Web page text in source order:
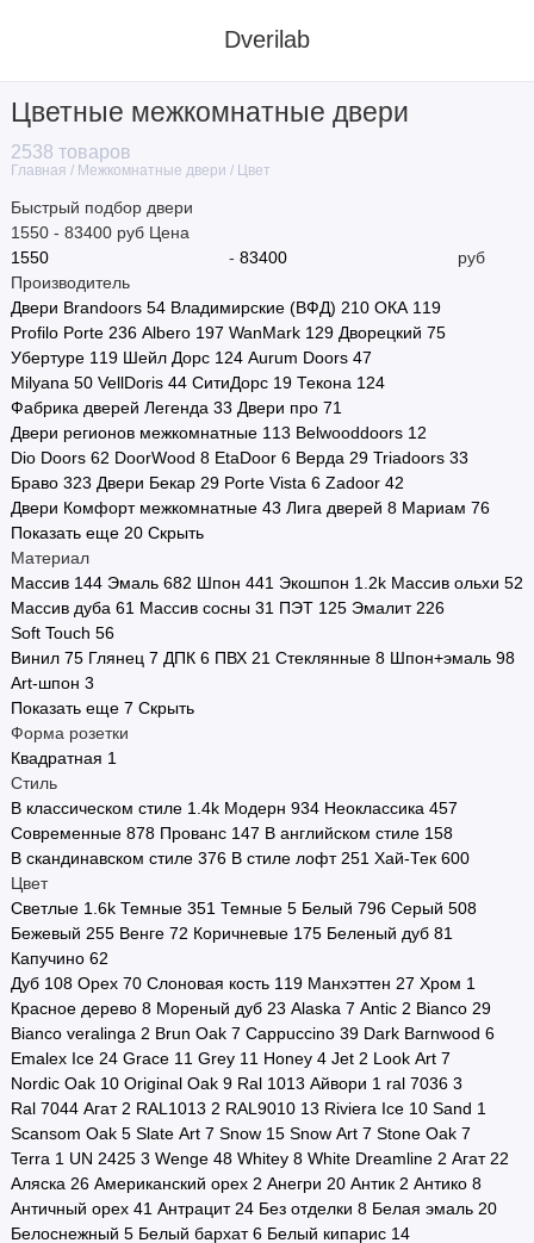
Dverilab
Цветные межкомнатные двери
2538 товаров
Главная Межкомнатные двери Цвет
Цвет
Назначение
Тип полотна
Размер
Производитель
Стоимость
Страна производства
Двери в наличии
Двери по городам
Быстрый подбор двери
1550 - 83400 руб Цена
-
руб
Производитель
Двери Brandoors 54 Владимирские (ВФД) 210 ОКА 119
Profilo Porte 236 Albero 197 WanMark 129 Дворецкий 75
Убертуре 119 Шейл Дорс 124 Aurum Doors 47
Milyana 50 VellDoris 44 СитиДорс 19 Текона 124
Фабрика дверей Легенда 33 Двери про 71
Двери регионов межкомнатные 113 Belwooddoors 12
Dio Doors 62 DoorWood 8 EtaDoor 6 Верда 29 Triadoors 33
Браво 323 Двери Бекар 29 Porte Vista 6 Zadoor 42
Двери Комфорт межкомнатные 43 Лига дверей 8 Мариам 76
Показать еще 20 Скрыть
Материал
Массив 144 Эмаль 682 Шпон 441 Экошпон 1.2k Массив ольхи 52
Массив дуба 61 Массив сосны 31 ПЭТ 125 Эмалит 226
Soft Touch 56
Винил 75 Глянец 7 ДПК 6 ПВХ 21 Стеклянные 8 Шпон+эмаль 98
Art-шпон 3
Показать еще 7 Скрыть
Форма розетки
Квадратная 1
Стиль
В классическом стиле 1.4k Модерн 934 Неоклассика 457
Современные 878 Прованс 147 В английском стиле 158
В скандинавском стиле 376 В стиле лофт 251 Хай-Тек 600
Цвет
Светлые 1.6k Темные 351 Темные 5 Белый 796 Серый 508
Бежевый 255 Венге 72 Коричневые 175 Беленый дуб 81
Капучино 62
Дуб 108 Орех 70 Слоновая кость 119 Манхэттен 27 Хром 1
Красное дерево 8 Мореный дуб 23 Alaska 7 Antic 2 Bianco 29
Bianco veralinga 2 Brun Oak 7 Cappuccino 39 Dark Barnwood 6
Emalex Ice 24 Grace 11 Grey 11 Honey 4 Jet 2 Look Art 7
Nordic Oak 10 Original Oak 9 Ral 1013 Айвори 1 ral 7036 3
Ral 7044 Агат 2 RAL1013 2 RAL9010 13 Riviera Ice 10 Sand 1
Scansom Oak 5 Slate Art 7 Snow 15 Snow Art 7 Stone Oak 7
Terra 1 UN 2425 3 Wenge 48 Whitey 8 White Dreamline 2 Агат 22
Аляска 26 Американский орех 2 Анегри 20 Антик 2 Антико 8
Античный орех 41 Антрацит 24 Без отделки 8 Белая эмаль 20
Белоснежный 5 Белый бархат 6 Белый кипарис 14